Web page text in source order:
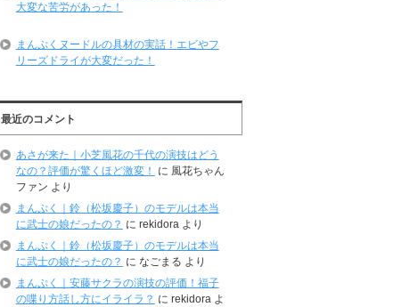
大変な苦労があった！
まんぷくヌードルの具材の実話！エビやフ
リーズドライが大変だった！
最近のコメント
あさが来た｜小芝風花の千代の演技はどう
なの？評価が驚くほど激変！
に 風花ちゃん
ファン より
まんぷく｜鈴（松坂慶子）のモデルは本当
に武士の娘だったの？ に rekidora より
まんぷく｜鈴（松坂慶子）のモデルは本当
に武士の娘だったの？ に なごまる より
まんぷく｜安藤サクラの演技の評価！福子
の喋り方話し方にイライラ？ に rekidora よ